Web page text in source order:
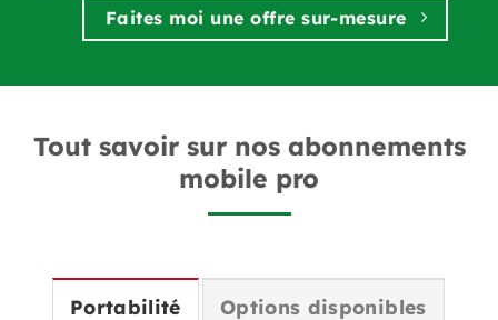
Faites moi une offre sur-mesure
Tout savoir sur nos abonnements
mobile pro
Portabilité Options disponibles